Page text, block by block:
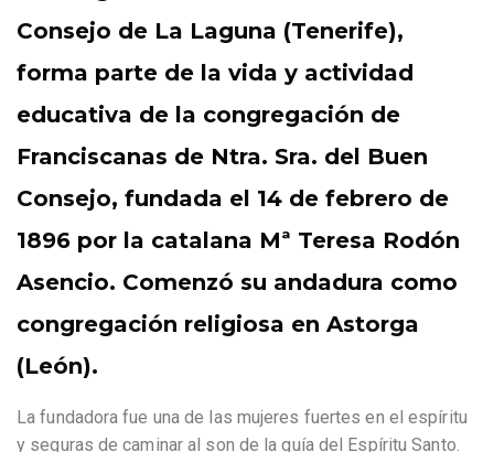
Consejo de La Laguna (Tenerife),
forma parte de la vida y actividad
educativa de la congregación de
Franciscanas de Ntra. Sra. del Buen
Consejo, fundada el 14 de febrero de
1896 por la catalana Mª Teresa Rodón
Asencio. Comenzó su andadura como
congregación religiosa en Astorga
(León).
La fundadora fue una de las mujeres fuertes en el espíritu
y seguras de caminar al son de la guía del Espíritu Santo.